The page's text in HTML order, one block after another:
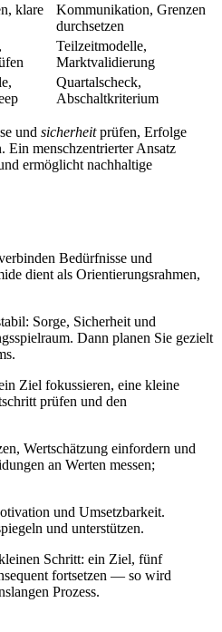
klare
Kommunikation, Grenzen
durchsetzen
Teilzeitmodelle,
Marktvalidierung
Quartalscheck,
Abschaltkriterium
und sicherheitprüfen, Erfolge
Ein menschzentrierter Ansatz
ermöglicht nachhaltige
Bedürfnisse und
dient als Orientierungsrahmen,
Sorge, Sicherheit und
Dann planen Sie gezielt
Ziel fokussieren, eine kleine
prüfen und den
Wertschätzung einfordern und
an Werten messen;
und Umsetzbarkeit.
und unterstützen.
Schritt: ein Ziel, fünf
fortsetzen — so wird
Prozess.